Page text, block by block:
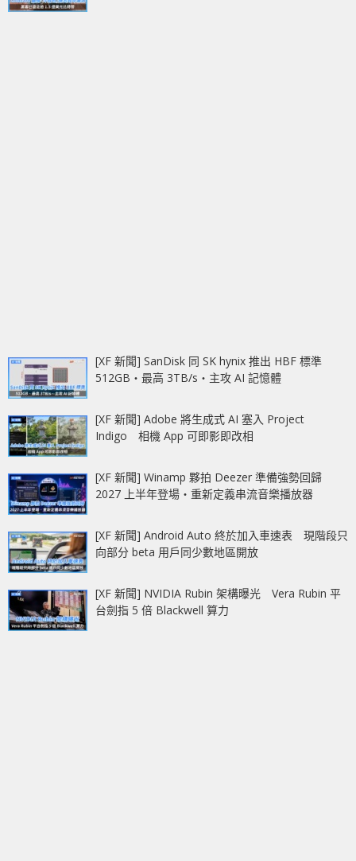
[XF 新聞] SanDisk 同 SK hynix 推出 HBF 標準
512GB‧最高 3TB/s‧主攻 AI 記憶體
[XF 新聞] Adobe 將生成式 AI 塞入 Project
Indigo 相機 App 可即影即改相
[XF 新聞] Winamp 夥拍 Deezer 準備強勢回歸
2027 上半年登場‧重新定義串流音樂播放器
[XF 新聞] Android Auto 終於加入車速表 現階段只
向部分 beta 用戶同少數地區開放
[XF 新聞] NVIDIA Rubin 架構曝光 Vera Rubin 平
台劍指 5 倍 Blackwell 算力